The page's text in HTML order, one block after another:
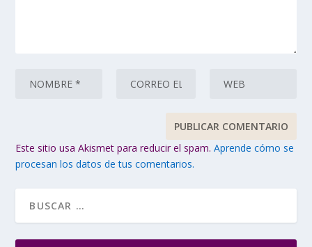
Este sitio usa Akismet para reducir el spam.Aprende cómo se
procesan los datos de tus comentarios.